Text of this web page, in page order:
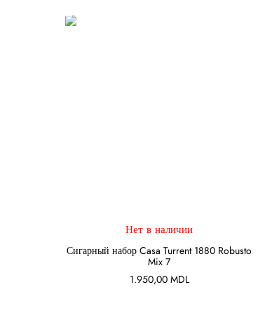
ПОДРОБНЕЕ
Нет в наличии
Сигарный набор Casa Turrent 1880 Robusto
Mix 7
1.950,00 MDL